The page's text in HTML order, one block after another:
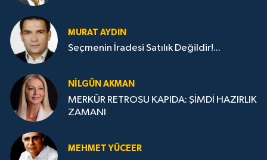
MURAT AYDIN
Seçmenin İradesi Satılık Değildir!...
NILGÜN AKMAN
MERKÜR RETROSU KAPIDA: ŞİMDİ HAZIRLIK
ZAMANI
MEHMET YÜCEER